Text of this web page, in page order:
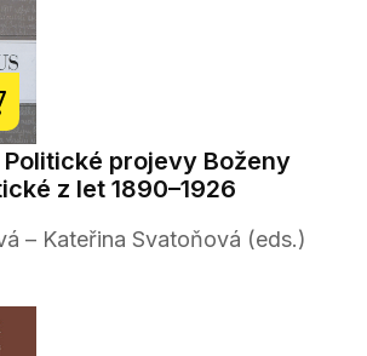
projevy Boženy
z let 1890–1926
– Kateřina Svatoňová (eds.)